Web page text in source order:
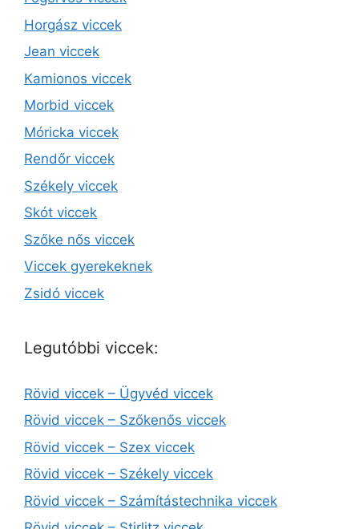
Horgász viccek
Jean viccek
Kamionos viccek
Morbid viccek
Móricka viccek
Rendőr viccek
Székely viccek
Skót viccek
Szőke nős viccek
Viccek gyerekeknek
Zsidó viccek
Legutóbbi viccek:
Rövid viccek – Ügyvéd viccek
Rövid viccek – Szőkenős viccek
Rövid viccek – Szex viccek
Rövid viccek – Székely viccek
Rövid viccek – Számítástechnika viccek